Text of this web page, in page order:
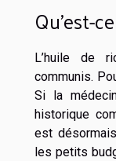
Qu’est-
L’huile de
communis.
Si la
historique
est
les petits